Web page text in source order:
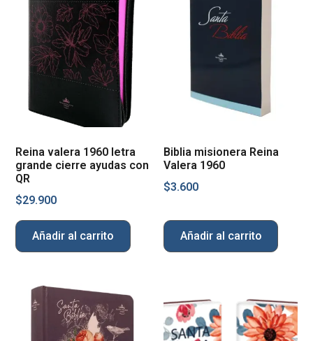
Reina valera 1960 letra
grande cierre ayudas con
QR
$29.900
Añadir al carrito
Biblia misionera Reina
Valera 1960
$3.600
Añadir al carrito